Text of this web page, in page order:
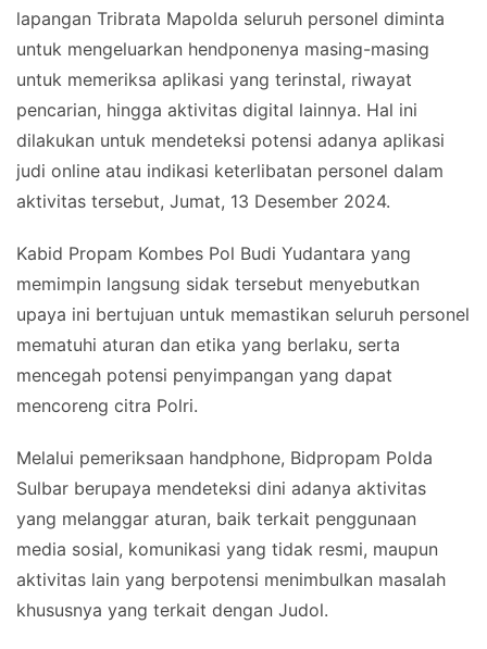
lapangan Tribrata Mapolda seluruh personel diminta
untuk mengeluarkan hendponenya masing-masing
untuk memeriksa aplikasi yang terinstal, riwayat
pencarian, hingga aktivitas digital lainnya. Hal ini
dilakukan untuk mendeteksi potensi adanya aplikasi
judi online atau indikasi keterlibatan personel dalam
aktivitas tersebut, Jumat, 13 Desember 2024.
Kabid Propam Kombes Pol Budi Yudantara yang
memimpin langsung sidak tersebut menyebutkan
upaya ini bertujuan untuk memastikan seluruh personel
mematuhi aturan dan etika yang berlaku, serta
mencegah potensi penyimpangan yang dapat
mencoreng citra Polri.
Melalui pemeriksaan handphone, Bidpropam Polda
Sulbar berupaya mendeteksi dini adanya aktivitas
yang melanggar aturan, baik terkait penggunaan
media sosial, komunikasi yang tidak resmi, maupun
aktivitas lain yang berpotensi menimbulkan masalah
khususnya yang terkait dengan Judol.